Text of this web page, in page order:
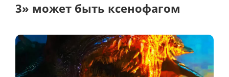
3» может быть ксенофагом